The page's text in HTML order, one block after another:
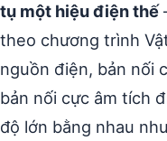
tụ một hiệu điện thế
theo chương trình
nguồn điện, bản nối
bản nối cực âm tích
độ lớn bằng nhau